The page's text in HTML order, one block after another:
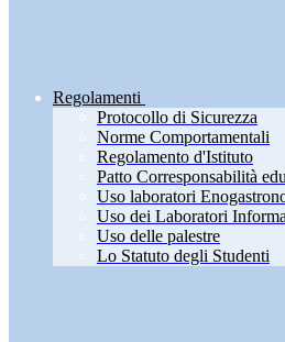
Regolamenti
Protocollo di Sicurezza
Norme Comportamentali
Regolamento d'Istituto
Patto Corresponsabilità
Uso laboratori
Uso dei Laboratori
Uso delle palestre
Lo Statuto degli Studenti